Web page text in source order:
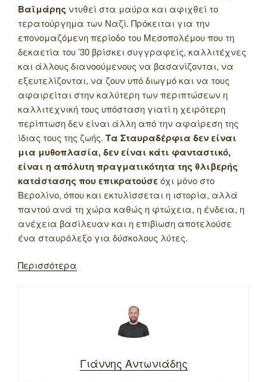
Βαϊμάρης ντυθεί στα μαύρα και αφιχθεί το
τερατούργημα των Ναζί. Πρόκειται για την
επονομαζόμενη περίοδο του Μεσοπολέμου που τη
δεκαετία του ’30 βρίσκει συγγραφείς, καλλιτέχνες
και άλλους διανοούμενους να βασανίζονται, να
εξευτελίζονται, να ζουν υπό διωγμό και να τους
αφαιρείται στην καλύτερη των περιπτώσεων η
καλλιτεχνική τους υπόσταση γιατί η χειρότερη
περίπτωση δεν είναι άλλη από την αφαίρεση της
ίδιας τους της ζωής. Τα Σταυραδέρφια δεν είναι
μια μυθοπλασία, δεν είναι κάτι φανταστικό,
είναι η απόλυτη πραγματικότητα της θλιβερής
κατάστασης που επικρατούσεόχι μόνο στο
Βερολίνο, όπου και εκτυλίσσεται η ιστορία, αλλά
παντού ανά τη χώρα καθώς η φτώχεια, η ένδεια, η
ανέχεια βασίλευαν και η επιβίωση αποτελούσε
ένα σταυρόλεξο για δύσκολους λύτες.
Περισσότερα
Γιάννης Αντωνιάδης